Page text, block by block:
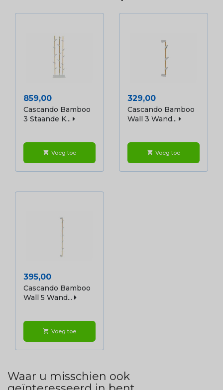
Prijs
859,00
Cascando Bamboo
3 Staande K...
shopping_cart Voeg toe
Prijs
329,00
Cascando Bamboo
Wall 3 Wand...
shopping_cart Voeg toe
Prijs
395,00
Cascando Bamboo
Wall 5 Wand...
shopping_cart Voeg toe
Waar u misschien ook